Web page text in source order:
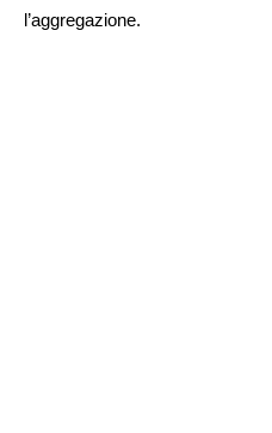
l’aggregazione.